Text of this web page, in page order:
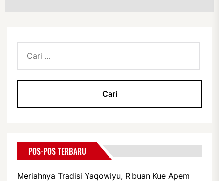
untuk:
POS-POS TERBARU
Meriahnya Tradisi Yaqowiyu, Ribuan Kue Apem